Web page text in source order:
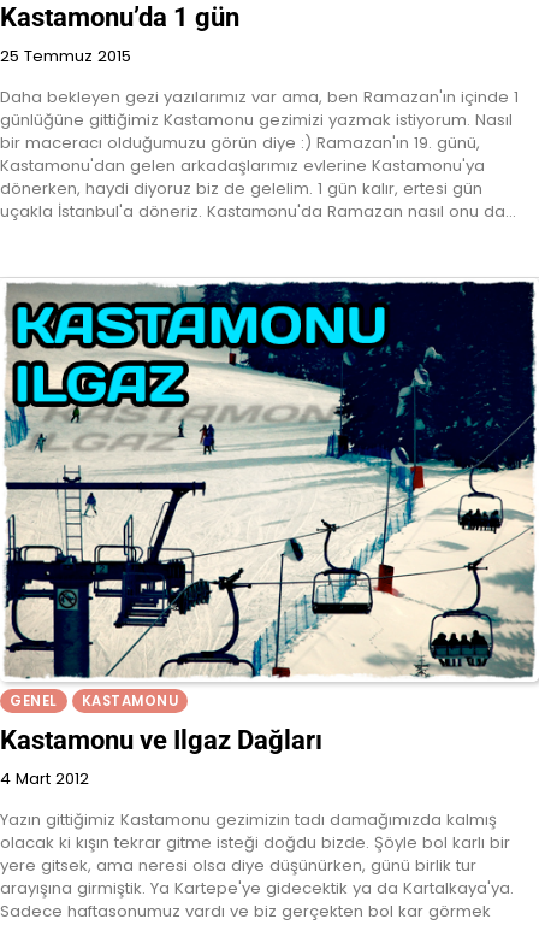
Kastamonu’da 1 gün
25 Temmuz 2015
Daha bekleyen gezi yazılarımız var ama, ben Ramazan'ın içinde 1
günlüğüne gittiğimiz Kastamonu gezimizi yazmak istiyorum. Nasıl
bir maceracı olduğumuzu görün diye :) Ramazan'ın 19. günü,
Kastamonu'dan gelen arkadaşlarımız evlerine Kastamonu'ya
dönerken, haydi diyoruz biz de gelelim. 1 gün kalır, ertesi gün
uçakla İstanbul'a döneriz. Kastamonu'da Ramazan nasıl onu da…
GENEL KASTAMONU
Kastamonu ve Ilgaz Dağları
4 Mart 2012
Yazın gittiğimiz Kastamonu gezimizin tadı damağımızda kalmış
olacak ki kışın tekrar gitme isteği doğdu bizde. Şöyle bol karlı bir
yere gitsek, ama neresi olsa diye düşünürken, günü birlik tur
arayışına girmiştik. Ya Kartepe'ye gidecektik ya da Kartalkaya'ya.
Sadece haftasonumuz vardı ve biz gerçekten bol kar görmek